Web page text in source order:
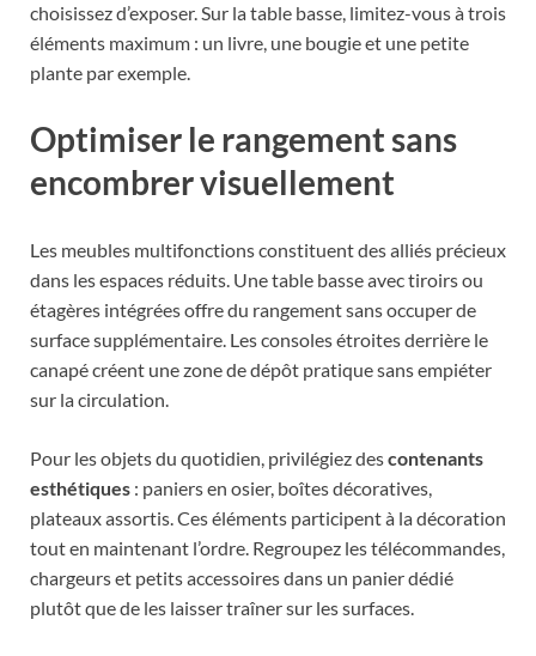
choisissez d’exposer. Sur la table basse, limitez-vous à trois
éléments maximum : un livre, une bougie et une petite
plante par exemple.
Optimiser le rangement sans
encombrer visuellement
Les meubles multifonctions constituent des alliés précieux
dans les espaces réduits. Une table basse avec tiroirs ou
étagères intégrées offre du rangement sans occuper de
surface supplémentaire. Les consoles étroites derrière le
canapé créent une zone de dépôt pratique sans empiéter
sur la circulation.
Pour les objets du quotidien, privilégiez descontenants
esthétiques : paniers en osier, boîtes décoratives,
plateaux assortis. Ces éléments participent à la décoration
tout en maintenant l’ordre. Regroupez les télécommandes,
chargeurs et petits accessoires dans un panier dédié
plutôt que de les laisser traîner sur les surfaces.